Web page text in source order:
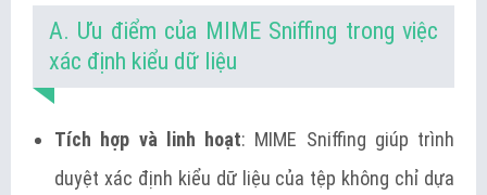
A. Ưu điểm của MIME Sniffing trong việc
xác định kiểu dữ liệu
Tích hợp và linh hoạt: MIME Sniffing giúp trình
duyệt xác định kiểu dữ liệu của tệp không chỉ dựa